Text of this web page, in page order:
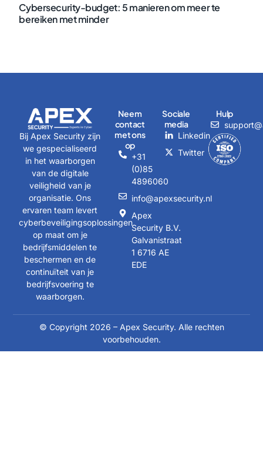
Cybersecurity-budget: 5 manieren om meer te
bereiken met minder
Bij Apex Security zijn
we gespecialiseerd
in het waarborgen
van de digitale
veiligheid van je
organisatie. Ons
ervaren team levert
cyberbeveiligingsoplossingen
op maat om je
bedrijfsmiddelen te
beschermen en de
continuïteit van je
bedrijfsvoering te
waarborgen.
Neem
contact
met ons
op
+31
(0)85
4896060
info@apexsecurity.nl
Apex
Security B.V.
Galvanistraat
1 6716 AE
EDE
Sociale
media
Linkedin
Twitter
Hulp
© Copyright 2026 – Apex Security. Alle rechten
voorbehouden.